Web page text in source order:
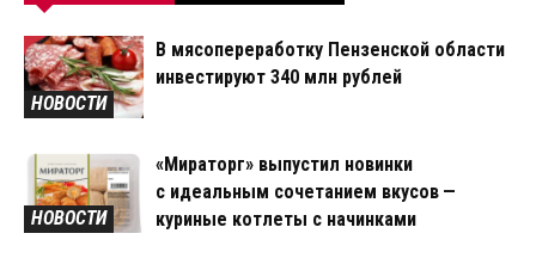
НОВОСТИ
В мясопереработку Пензенской области
инвестируют 340 млн рублей
НОВОСТИ
«Мираторг» выпустил новинки
с идеальным сочетанием вкусов —
куриные котлеты с начинками